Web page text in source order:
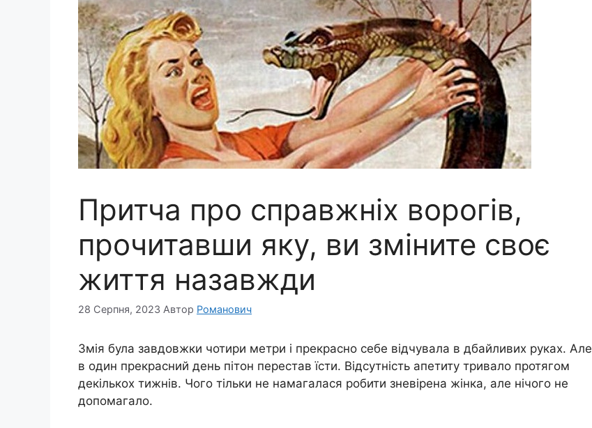
Притча про справжніх ворогів,
прочитавши яку, ви зміните своє
життя назавжди
28 Серпня, 2023 Автор Романович
Змія була завдовжки чотири метри і прекрасно себе відчувала в дбайливих руках. Але
в один прекрасний день пітон перестав їсти. Відсутність апетиту тривало протягом
декількох тижнів. Чого тільки не намагалася робити зневірена жінка, але нічого не
допомагало.